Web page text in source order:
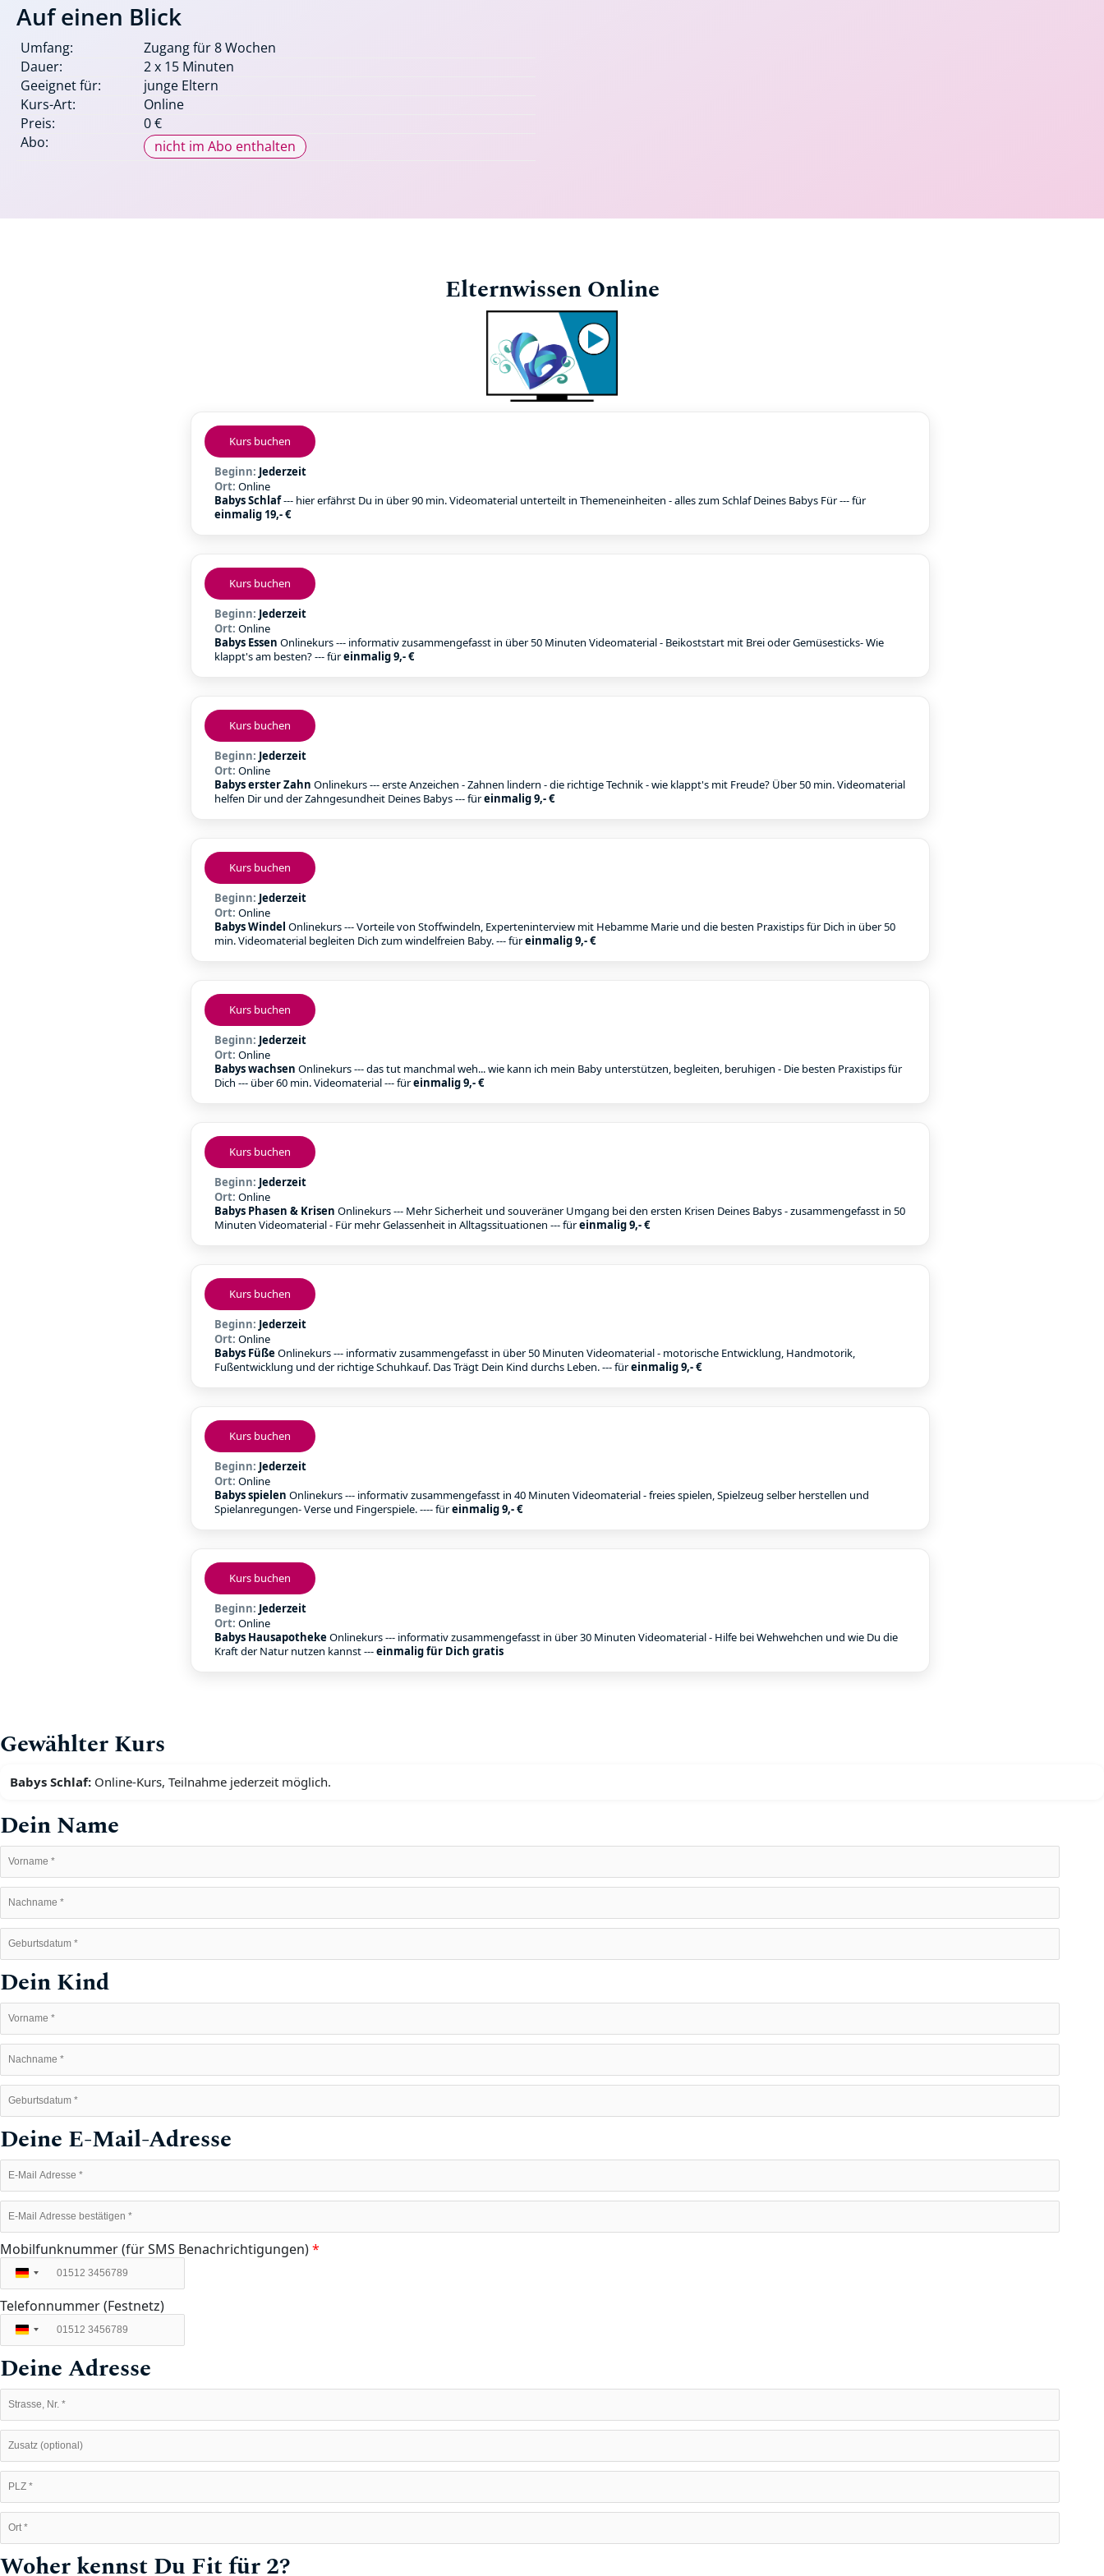
Auf einen Blick
Umfang:
Zugang für 8 Wochen
Dauer:
2 x 15 Minuten
Geeignet für:
junge Eltern
Kurs-Art:
Online
Preis:
0 €
Abo:
nicht im Abo enthalten
Elternwissen Online
Kurs buchen
Beginn: Jederzeit
Ort: Online
Babys Schlaf--- hier erfährst Du in über 90 min. Videomaterial unterteilt in Themeneinheiten - alles zum Schlaf Deines Babys Für --- für
einmalig 19,- €
Kurs buchen
Beginn: Jederzeit
Ort: Online
Babys Essen Onlinekurs --- informativ zusammengefasst in über 50 Minuten Videomaterial - Beikoststart mit Brei oder Gemüsesticks- Wie
klappt's am besten? --- füreinmalig 9,- €
Kurs buchen
Beginn: Jederzeit
Ort: Online
Babys erster Zahn Onlinekurs --- erste Anzeichen - Zahnen lindern - die richtige Technik - wie klappt's mit Freude? Über 50 min. Videomaterial
helfen Dir und der Zahngesundheit Deines Babys --- füreinmalig 9,- €
Kurs buchen
Beginn: Jederzeit
Ort: Online
Babys Windel Onlinekurs --- Vorteile von Stoffwindeln, Experteninterview mit Hebamme Marie und die besten Praxistips für Dich in über 50
min. Videomaterial begleiten Dich zum windelfreien Baby. --- füreinmalig 9,- €
Kurs buchen
Beginn: Jederzeit
Ort: Online
Babys wachsen Onlinekurs --- das tut manchmal weh... wie kann ich mein Baby unterstützen, begleiten, beruhigen - Die besten Praxistips für
Dich --- über 60 min. Videomaterial --- füreinmalig 9,- €
Kurs buchen
Beginn: Jederzeit
Ort: Online
Babys Phasen & Krisen Onlinekurs --- Mehr Sicherheit und souveräner Umgang bei den ersten Krisen Deines Babys - zusammengefasst in 50
Minuten Videomaterial - Für mehr Gelassenheit in Alltagssituationen --- füreinmalig 9,- €
Kurs buchen
Beginn: Jederzeit
Ort: Online
Babys FüßeOnlinekurs --- informativ zusammengefasst in über 50 Minuten Videomaterial - motorische Entwicklung, Handmotorik,
Fußentwicklung und der richtige Schuhkauf. Das Trägt Dein Kind durchs Leben. --- füreinmalig 9,- €
Kurs buchen
Beginn: Jederzeit
Ort: Online
Babys spielen Onlinekurs --- informativ zusammengefasst in 40 Minuten Videomaterial - freies spielen, Spielzeug selber herstellen und
Spielanregungen- Verse und Fingerspiele. ---- füreinmalig 9,- €
Kurs buchen
Beginn: Jederzeit
Ort: Online
Babys HausapothekeOnlinekurs --- informativ zusammengefasst in über 30 Minuten Videomaterial - Hilfe bei Wehwehchen und wie Du die
Kraft der Natur nutzen kannst ---einmalig für Dich gratis
Gewählter Kurs
Babys Schlaf: Online-Kurs, Teilnahme jederzeit möglich.
Dein Name
Dein Kind
Deine E-Mail-Adresse
Mobilfunknummer (für SMS Benachrichtigungen)*
Deutschland
+49
Telefonnummer (Festnetz)
Deutschland
+49
Deine Adresse
Woher kennst Du Fit für 2?